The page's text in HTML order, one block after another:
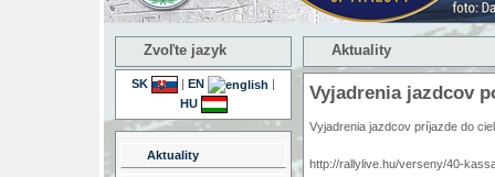
Zvoľte jazyk
SK | EN
|
HU
Aktuality
Aktuality
Vyjadrenia jazdcov
Vyjadrenia jazdcov príjazde do
http://rallylive.hu/verseny/40-